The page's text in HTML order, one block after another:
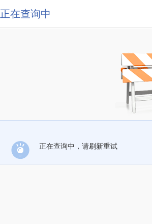
正在查询中
正在查询中，请刷新重试